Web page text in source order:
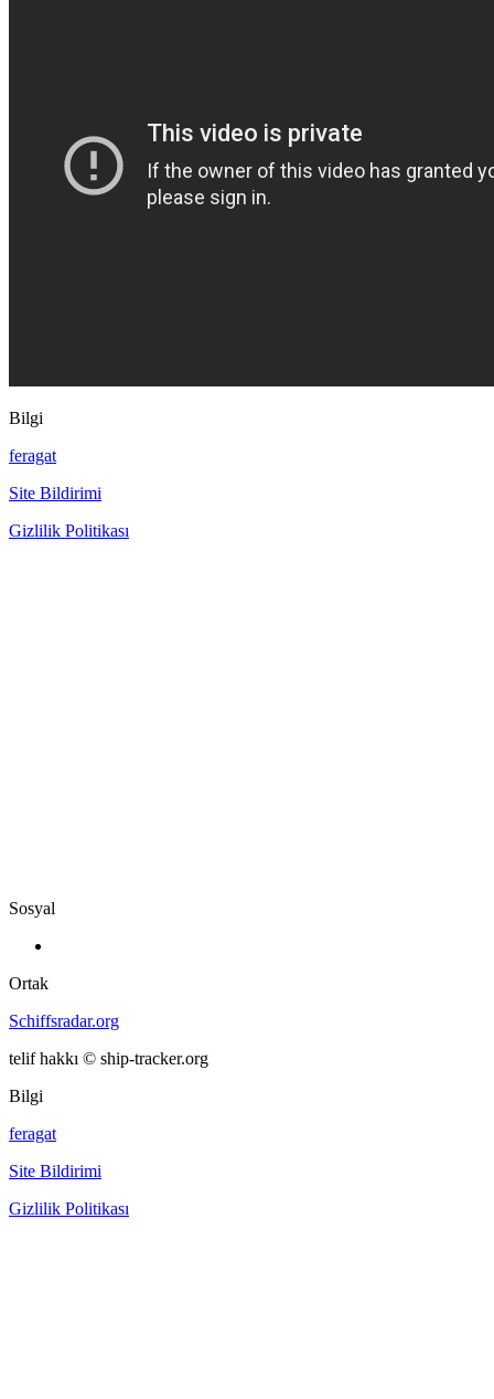
Bilgi
feragat
Site Bildirimi
Gizlilik Politikası
Sosyal
Ortak
Schiffsradar.org
telif hakkı © ship-tracker.org
Bilgi
feragat
Site Bildirimi
Gizlilik Politikası